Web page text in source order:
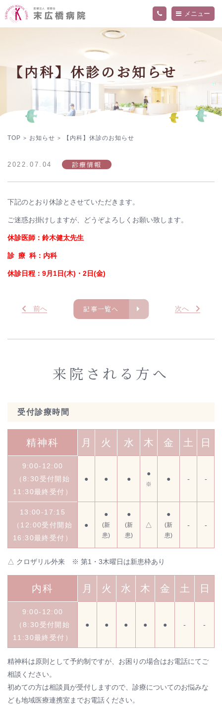
病院概要
交通アクセス
フロア案内
関連施設
院内の活動・取り組み
当院の医療について詳しく知りたい方へ
精神科外来
内科外来
入院のご案内
診療科・部門
デイケアセンター「ねむの木」
お知らせ
採用情報
メニュー
【内科】休診のお知らせ
TOP > お知らせ > 【内科】休診のお知らせ
2022.07.04 診療情報
下記のとおり休診とさせていただきます。
ご迷惑お掛けしますが、どうぞよろしくお願い致します。
休診医師：鈴木健太先生
診 療 科：内科
休診日程：9月1日(木)・2日(金)
前へ 記事一覧へ 次へ
来院される方へ
受付診療時間
精神科 月 火 水 木 金 土 日
9:00-12:00
（8:30受付開始
11:30最終受付）
● ● ●
●
※
● - -
13:00-17:15
（12:00受付開始
16:30最終受付）
●
●
(新
患)
●
(新
患)
△
●
(新
患)
- -
△ クロザリル外来 ※ 第1・3木曜日は新患枠あり
内科 月 火 水 木 金 土 日
9:00-12:00
（8:30受付開始
11:30最終受付）
● ● ● ● ● - -
精神科は原則として予約制ですが、お困りの場合はお電話にてご
相談ください。
初めての方は相談員が受付しますので、診療についてのお悩みな
ども地域医療連携室までお電話ください。